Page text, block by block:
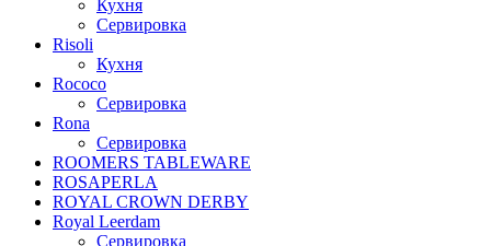
Кухня
Сервировка
Risoli
Кухня
Rococo
Сервировка
Rona
Сервировка
ROOMERS TABLEWARE
ROSAPERLA
ROYAL CROWN DERBY
Royal Leerdam
Сервировка